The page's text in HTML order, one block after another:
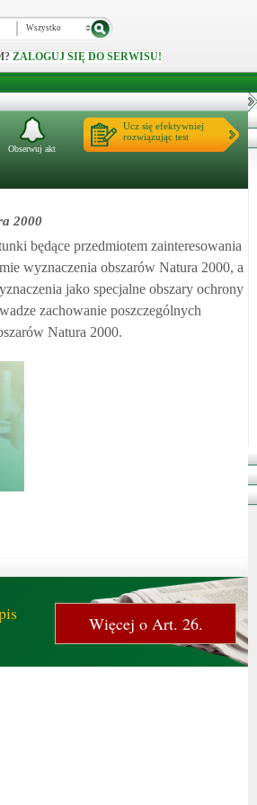
Wszystko
ZALOGUJ SIĘ DO SERWISU!
Ucz się efektywniej
rozwiązując test
Obserwuj akt
2000
będące przedmiotem zainteresowania
wyznaczenia obszarów Natura 2000, a
jako specjalne obszary ochrony
zachowanie poszczególnych
Natura 2000.
Więcej o Art. 26.